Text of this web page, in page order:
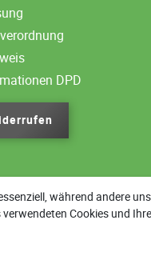
DPD
während andere
Cookies und